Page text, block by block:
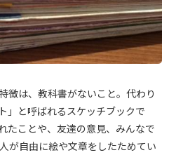
徴は、教科書がないこと。代わり
」と呼ばれるスケッチブックで
たことや、友達の意見、みんなで
が自由に絵や文章をしたためてい